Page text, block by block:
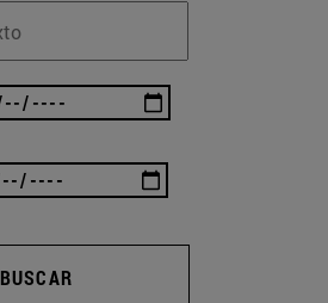
BUSCAR